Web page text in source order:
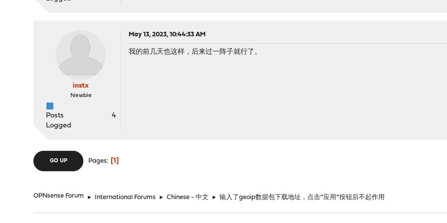
instx
Newbie
Posts
4
Logged
May 13, 2023, 10:44:33 AM
我的前几天也这样，后来过一阵子就行了。
GO UP Pages 1
OPNsense Forum ► International Forums ► Chinese - 中文 ► 输入了geoip数据包下载地址，点击“应用”按钮后不起作用